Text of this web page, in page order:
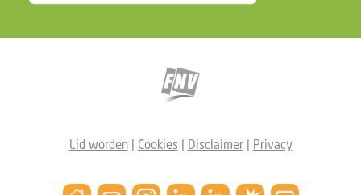
Lid worden| Cookies | Disclaimer| Privacy